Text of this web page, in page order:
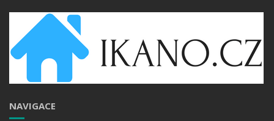
NAVIGACE